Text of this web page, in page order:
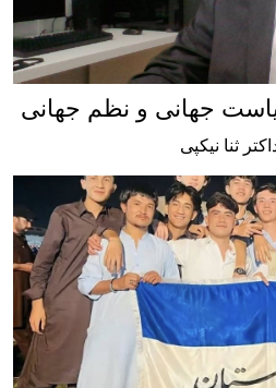
جهانی و نظم جهانی
ثنا نیکپی